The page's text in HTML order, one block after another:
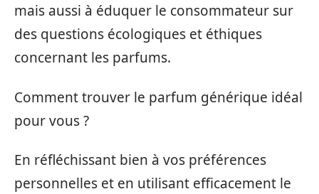
mais aussi à éduquer le consommateur sur
des questions écologiques et éthiques
concernant les parfums.
Comment trouver le parfum générique idéal
pour vous ?
En réfléchissant bien à vos préférences
personnelles et en utilisant efficacement le